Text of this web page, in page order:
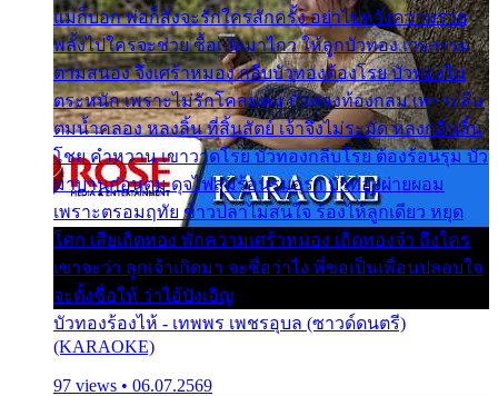
แม่ก็บอก พ่อก็สั่งจะรักใครสักครั้ง อย่าไปหวังความรวย
พลั้งไปใครจะช่วย ซื้อเปลมาไกว ให้ลูกบัวทอง เวรกรรม
ตามสนอง จึงเศร้าหมอง กลีบบัวทองต้องโรย บัวทองไม่
ตระหนัก เพราะไม่รักโคลนตม บัวทองท้องกลม เพราะลืม
ตมน้ำคลอง หลงลิ้น ที่สิ้นสัตย์ เจ้าจึงไม่ระมัด หลงกลิ่นลิ้น
โชย คำหวาน เขาวาดโรย บัวทองกลีบโรย ต้องร้อนรุม บัว
มาบานก่อนตูม ดุจไฟสุมร้อนรุมอุรา บัวทองผ่ายผอม
เพราะตรอมฤทัย ข้าวปลาไม่สนใจ ร้องไห้ลูกเดียว หยุด
โศก เสียเถิดทอง พักความเศร้าหมอง เถิดทองจ๋า ถึงใคร
เขาจะว่า ลูกเจ้าเกิดมา จะชื่อว่าไง พี่ขอเป็นเพื่อนปลอบใจ
จะตั้งชื่อให้ ว่าไอ้บังเอิญ
บัวทองร้องไห้ - เทพพร เพชรอุบล (ซาวด์ดนตรี)
(KARAOKE)
97 views • 06.07.2569